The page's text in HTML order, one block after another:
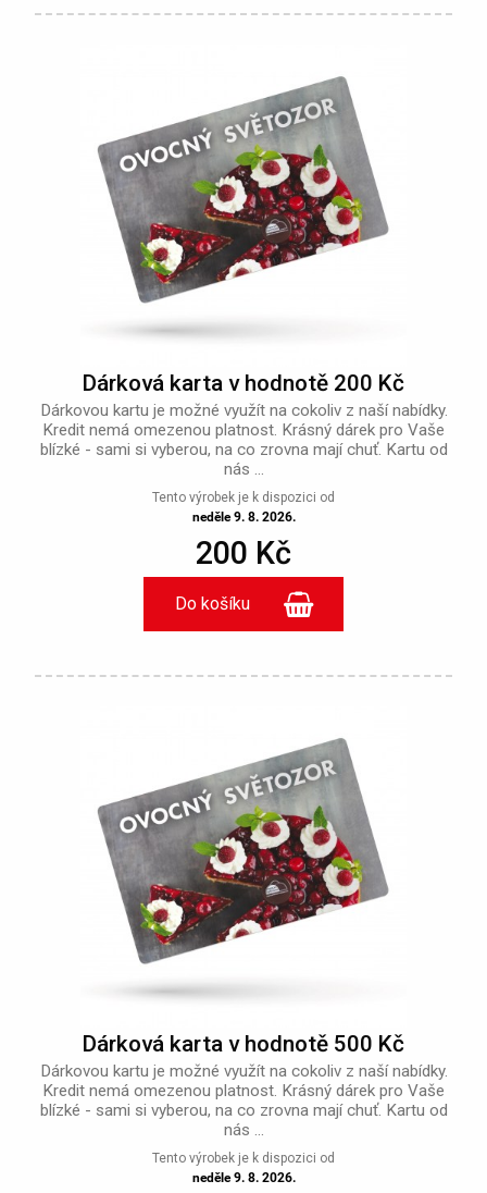
Dárková karta v hodnotě 200 Kč
Dárkovou kartu je možné využít na cokoliv z naší nabídky.
Kredit nemá omezenou platnost. Krásný dárek pro Vaše
blízké - sami si vyberou, na co zrovna mají chuť. Kartu od
nás ...
Tento výrobek je k dispozici od
neděle 9. 8. 2026.
200 Kč
Dárková karta v hodnotě 500 Kč
Dárkovou kartu je možné využít na cokoliv z naší nabídky.
Kredit nemá omezenou platnost. Krásný dárek pro Vaše
blízké - sami si vyberou, na co zrovna mají chuť. Kartu od
nás ...
Tento výrobek je k dispozici od
neděle 9. 8. 2026.